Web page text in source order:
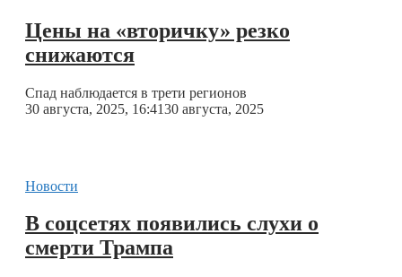
Цены на «вторичку» резко
снижаются
Спад наблюдается в трети регионов
30 августа, 2025, 16:4130 августа, 2025
Новости
В соцсетях появились слухи о
смерти Трампа